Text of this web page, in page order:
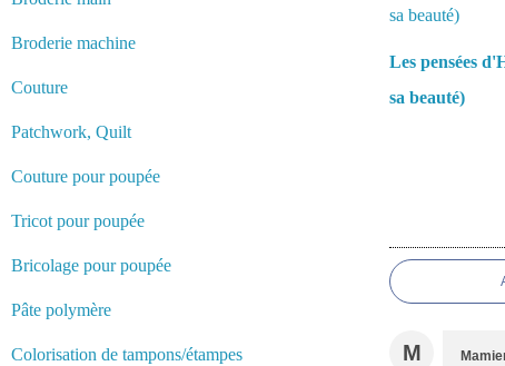
Broderie machine
Couture
Patchwork, Quilt
Couture pour poupée
Tricot pour poupée
Bricolage pour poupée
Pâte polymère
Colorisation de tampons/étampes
Les pensées
sa beauté)
M